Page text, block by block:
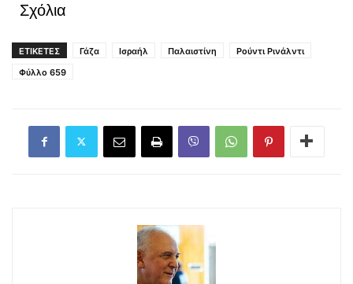
Σχόλια
ΕΤΙΚΕΤΕΣ Γάζα Ισραήλ Παλαιστίνη
Ρούντι Ρινάλντι
Φύλλο 659